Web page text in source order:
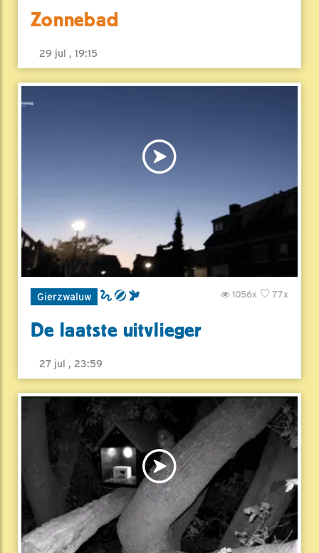
Zonnebad
29 jul , 19:15
Gierzwaluw 77x
1056x
De laatste uitvlieger
27 jul , 23:59